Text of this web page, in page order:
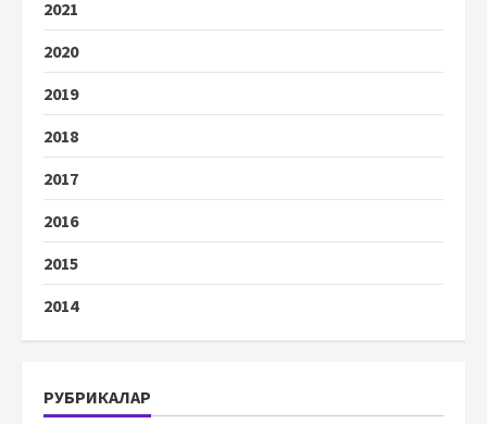
2021
2020
2019
2018
2017
2016
2015
2014
РУБРИКАЛАР